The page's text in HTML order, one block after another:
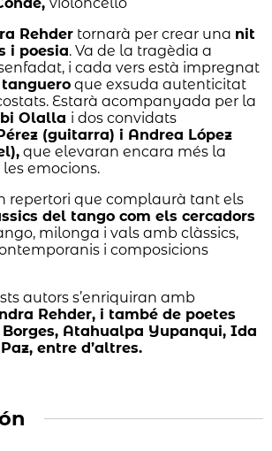
violoncello
Rehder tornarà per crear una nit
i poesia. Va de la tragèdia a
i cada vers està impregnat
que exsuda autenticitat
Estarà acompanyada per la
Olalla i dos convidats
(guitarra) i Andrea López
que elevaran encara més la
emocions.
repertori que complaurà tant els
del tango com els cercadors
milonga i vals amb clàssics,
i composicions
autors s’enriquiran amb
Rehder, i també de poetes
Borges, Atahualpa Yupanqui, Ida
entre d’altres.